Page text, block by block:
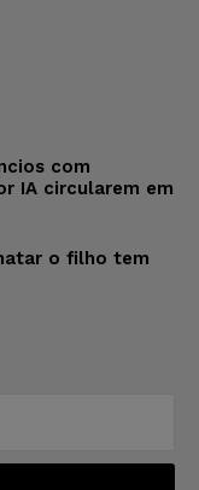
com
IA circularem em
o filho tem